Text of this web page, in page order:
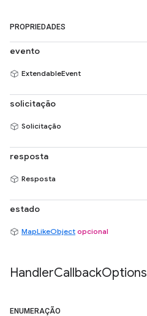
PROPRIEDADES
evento
ExtendableEvent
solicitação
Solicitação
resposta
Resposta
estado
MapLikeObject opcional
HandlerCallbackOptions
ENUMERAÇÃO